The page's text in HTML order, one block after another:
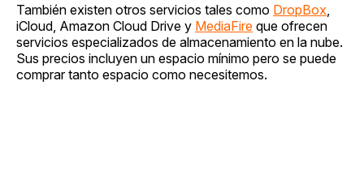
También existen otros servicios tales como DropBox
iCloud, Amazon Cloud Drive y MediaFire que ofrecen
servicios especializados de almacenamiento en la nube.
Sus precios incluyen un espacio mínimo pero se puede
comprar tanto espacio como necesitemos.